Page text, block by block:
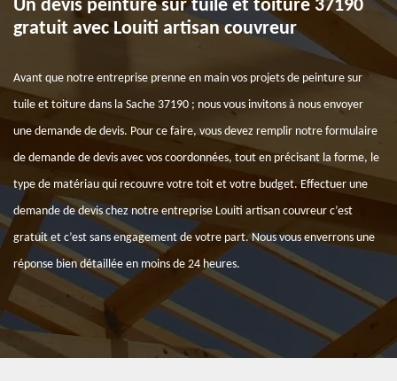
Un devis peinture sur tuile et toiture 37190
gratuit avec Louiti artisan couvreur
Avant que notre entreprise prenne en main vos projets de peinture sur
tuile et toiture dans la Sache 37190 ; nous vous invitons à nous envoyer
une demande de devis. Pour ce faire, vous devez remplir notre formulaire
de demande de devis avec vos coordonnées, tout en précisant la forme, le
type de matériau qui recouvre votre toit et votre budget. Effectuer une
demande de devis chez notre entreprise Louiti artisan couvreur c’est
gratuit et c’est sans engagement de votre part. Nous vous enverrons une
réponse bien détaillée en moins de 24 heures.